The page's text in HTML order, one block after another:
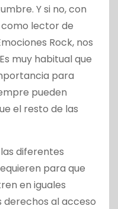
Y si no, con
lector de
Rock, nos
muy habitual que
para
pueden
el resto de las
diferentes
para que
en iguales
derechos al acceso